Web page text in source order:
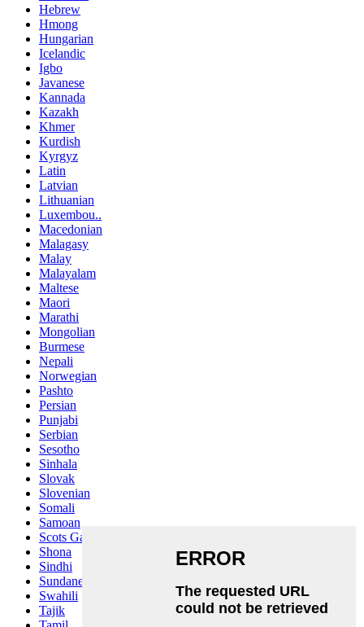
Hebrew
Hmong
Hungarian
Icelandic
Igbo
Javanese
Kannada
Kazakh
Khmer
Kurdish
Kyrgyz
Latin
Latvian
Lithuanian
Luxembou..
Macedonian
Malagasy
Malay
Malayalam
Maltese
Maori
Marathi
Mongolian
Burmese
Nepali
Norwegian
Pashto
Persian
Punjabi
Serbian
Sesotho
Sinhala
Slovak
Slovenian
Somali
Samoan
Scots Gaelic
Shona
Sindhi
Sundanese
Swahili
Tajik